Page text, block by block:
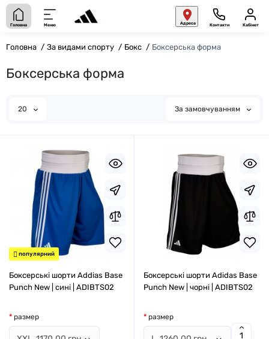
Головна Меню Адреса Контакти Кабінет
Головна За видами спорту Бокс Боксерська форма
Боксерська форма
20 За замовчуванням
популярний
Боксерські шорти Addias Base
Punch New | сині | ADIBTS02
размер
Боксерські шорти Adidas Base
Punch New | чорні | ADIBTS02
размер